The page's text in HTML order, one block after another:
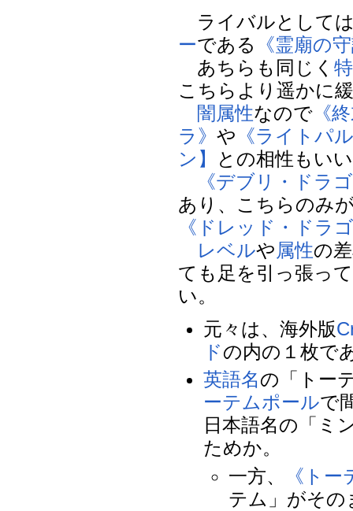
ライバルとして
ーである
《霊廟の
あちらも同じく
こちらより遥かに
闇属性なので 《
ラ》や 《ライトパ
ン】
との相性もい
《デブリ・ドラ
あり、こちらのみ
《ドレッド・ドラ
レベルや属性の
ても足を引っ張っ
い。
元々は、海外版
ドの内の１枚で
英語名の「トー
ーテムポールで
日本語名の「ミ
ためか。
一方、
《ト
テム」がその